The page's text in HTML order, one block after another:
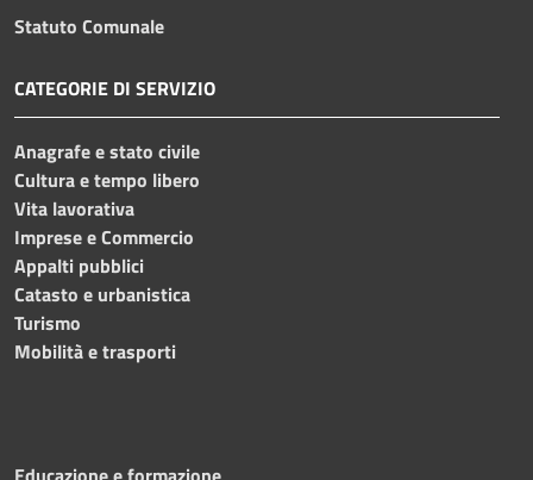
Statuto Comunale
CATEGORIE DI SERVIZIO
Anagrafe e stato civile
Cultura e tempo libero
Vita lavorativa
Imprese e Commercio
Appalti pubblici
Catasto e urbanistica
Turismo
Mobilità e trasporti